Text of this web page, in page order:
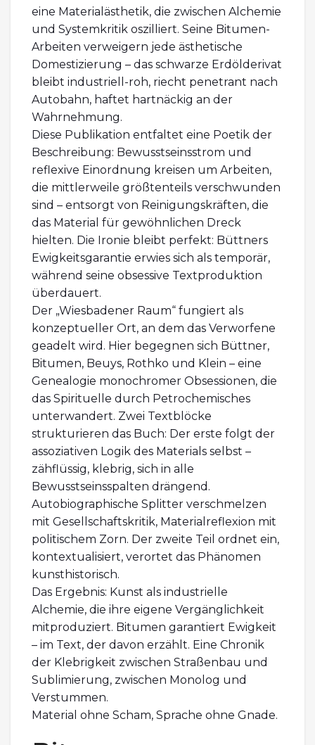
eine Materialästhetik, die zwischen Alchemie
und Systemkritik oszilliert. Seine Bitumen-
Arbeiten verweigern jede ästhetische
Domestizierung – das schwarze Erdölderivat
bleibt industriell-roh, riecht penetrant nach
Autobahn, haftet hartnäckig an der
Wahrnehmung.
Diese Publikation entfaltet eine Poetik der
Beschreibung: Bewusstseinsstrom und
reflexive Einordnung kreisen um Arbeiten,
die mittlerweile größtenteils verschwunden
sind – entsorgt von Reinigungskräften, die
das Material für gewöhnlichen Dreck
hielten. Die Ironie bleibt perfekt: Büttners
Ewigkeitsgarantie erwies sich als temporär,
während seine obsessive Textproduktion
überdauert.
Der „Wiesbadener Raum“ fungiert als
konzeptueller Ort, an dem das Verworfene
geadelt wird. Hier begegnen sich Büttner,
Bitumen, Beuys, Rothko und Klein – eine
Genealogie monochromer Obsessionen, die
das Spirituelle durch Petrochemisches
unterwandert. Zwei Textblöcke
strukturieren das Buch: Der erste folgt der
assoziativen Logik des Materials selbst –
zähflüssig, klebrig, sich in alle
Bewusstseinsspalten drängend.
Autobiographische Splitter verschmelzen
mit Gesellschaftskritik, Materialreflexion mit
politischem Zorn. Der zweite Teil ordnet ein,
kontextualisiert, verortet das Phänomen
kunsthistorisch.
Das Ergebnis: Kunst als industrielle
Alchemie, die ihre eigene Vergänglichkeit
mitproduziert. Bitumen garantiert Ewigkeit
– im Text, der davon erzählt. Eine Chronik
der Klebrigkeit zwischen Straßenbau und
Sublimierung, zwischen Monolog und
Verstummen.
Material ohne Scham, Sprache ohne Gnade.